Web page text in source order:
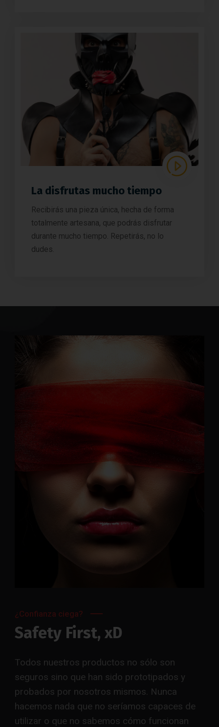
La disfrutas mucho tiempo
Recibirás una pieza única, hecha de forma
totalmente artesana, que podrás disfrutar
durante mucho tiempo. Repetirás, no lo
dudes.
¿Confianza ciega?
Safety First, xD
Todos nuestros productos no sólo son
seguros sino que han sido prototipados y
probados por nosotros mismos. Nunca
hacemos nada que no seríamos capaces de
utilizar o que no sabemos cómo funcionan